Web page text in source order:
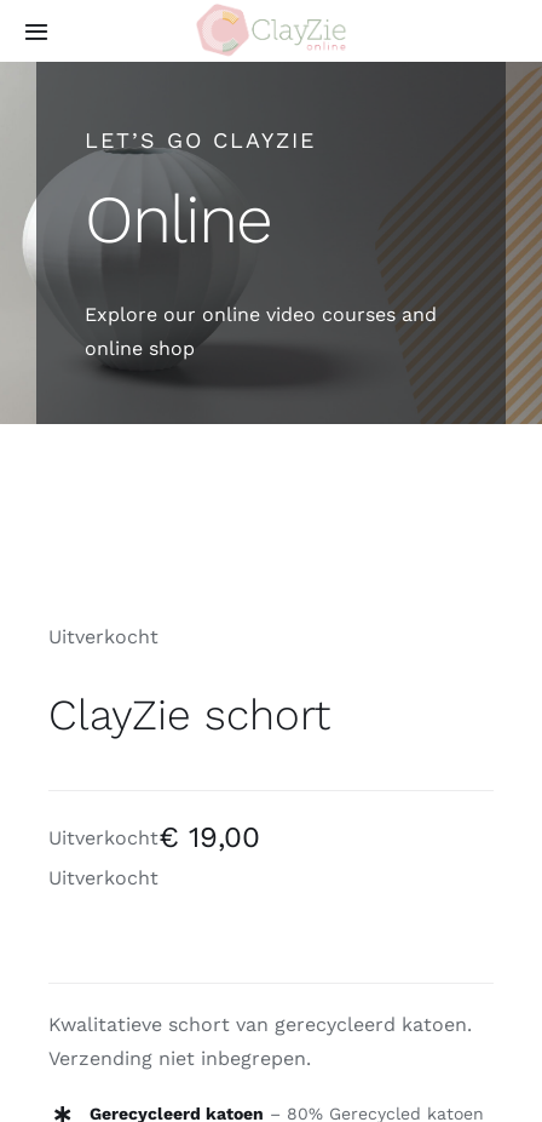
Toggle
LET’S GO CLAYZIE
Online
Explore our online video courses and
online shop
Uitverkocht
ClayZie schort
€ 19,00
Uitverkocht
Uitverkocht
Kwalitatieve schort van gerecycleerd katoen.
Verzending niet inbegrepen.
Gerecycleerd katoen – 80% Gerecycled katoen